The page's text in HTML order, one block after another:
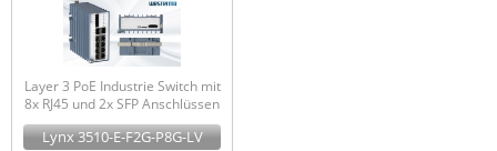
Layer 3 PoE Industrie Switch mit
8x RJ45 und 2x SFP Anschlüssen
Lynx 3510-E-F2G-P8G-LV